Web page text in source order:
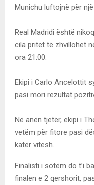
Munichu luftojnë për
Real Madridi është
cila pritet të zhvillohet
ora 21:00.
Ekipi i Carlo Ancelottit
pasi mori rezultat
Në anën tjetër, ekipi i
vetëm për fitore pasi
katër vitesh.
Finalisti i sotëm do t’i
finalen e 2 qershorit,